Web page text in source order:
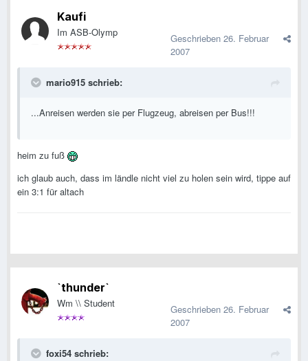
Kaufi
Im ASB-Olymp Geschrieben 26. Februar
2007
mario915 schrieb:
...Anreisen werden sie per Flugzeug, abreisen per Bus!!!
heim zu fuß
ich glaub auch, dass im ländle nicht viel zu holen sein wird, tippe auf
ein 3:1 für altach
`thunder`
Wm \\ Student Geschrieben 26. Februar
2007
foxi54 schrieb: